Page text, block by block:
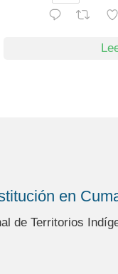
en
de Territorios